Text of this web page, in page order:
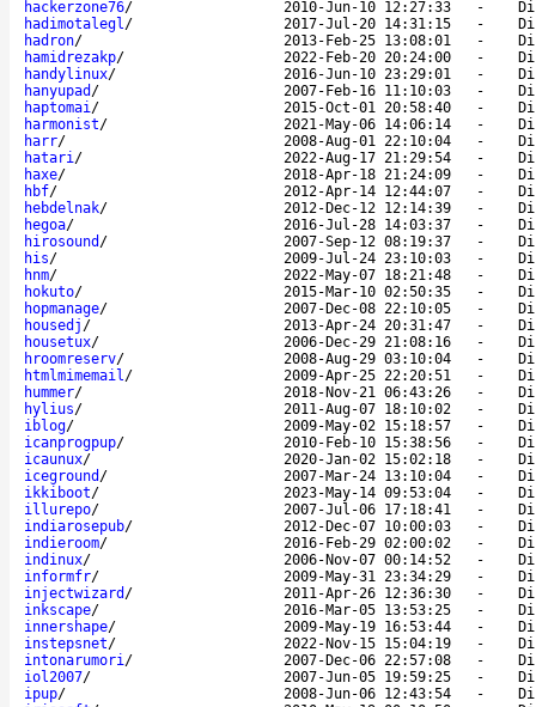
hackerzone76/ 2010-Jun-10 12:27:33 -
hadimotalegl/ 2017-Jul-20 14:31:15 -
hadron/ 2013-Feb-25 13:08:01 -
hamidrezakp/ 2022-Feb-20 20:24:00 -
handylinux/ 2016-Jun-10 23:29:01 -
hanyupad / 2007-Feb-16 11:10:03 -
haptomai/ 2015-Oct-01 20:58:40 -
harmonist/ 2021-May-06 14:06:14 -
harr/ 2008-Aug-01 22:10:04 -
hatari/ 2022-Aug-17 21:29:54 -
haxe/ 2018-Apr-18 21:24:09 -
hbf/ 2012-Apr-14 12:44:07 -
hebdelnak/ 2012-Dec-12 12:14:39 -
hegoa/ 2016-Jul-28 14:03:37 -
hirosound / 2007-Sep-12 08:19:37 -
his/ 2009-Jul-24 23:10:03 -
hnm/ 2022-May-07 18:21:48 -
hokuto/ 2015-Mar-10 02:50:35 -
hopmanage/ 2007-Dec-08 22:10:05 -
housedj / 2013-Apr-24 20:31:47 -
housetux/ 2006-Dec-29 21:08:16 -
hroomreserv/ 2008-Aug-29 03:10:04 -
htmlmimemail/ 2009-Apr-25 22:20:51 -
hummer/ 2018-Nov-21 06:43:26 -
hylius/ 2011-Aug-07 18:10:02 -
iblog/ 2009-May-02 15:18:57 -
icanprogpup/ 2010-Feb-10 15:38:56 -
icaunux/ 2020-Jan-02 15:02:18 -
iceground / 2007-Mar-24 13:10:04 -
ikkiboot/ 2023-May-14 09:53:04 -
illurepo/ 2007-Jul-06 17:18:41 -
indiarosepub/ 2012-Dec-07 10:00:03 -
indieroom/ 2016-Feb-29 02:00:02 -
indinux/ 2006-Nov-07 00:14:52 -
informfr/ 2009-May-31 23:34:29 -
injectwizard / 2011-Apr-26 12:36:30 -
inkscape/ 2016-Mar-05 13:53:25 -
innershape/ 2009-May-19 16:53:44 -
instepsnet/ 2022-Nov-15 15:04:19 -
intonarumori/ 2007-Dec-06 22:57:08 -
iol2007/ 2007-Jun-05 19:59:25 -
ipup/ 2008-Jun-06 12:43:54 -